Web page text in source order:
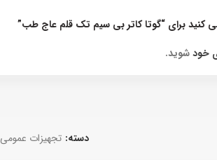
کنید برای “گوتا کاتر بی سیم تک قلم عاج طب”
خودشوید.
دسته: تجهیزات عمومی